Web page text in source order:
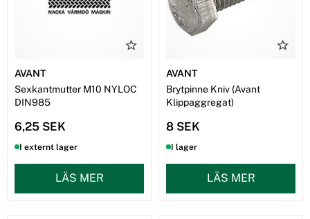
AVANT
Sexkantmutter M10 NYLOC
DIN985
6,25 SEK
I externt lager
LÄS MER
AVANT
Brytpinne Kniv (Avant
Klippaggregat)
8 SEK
I lager
LÄS MER